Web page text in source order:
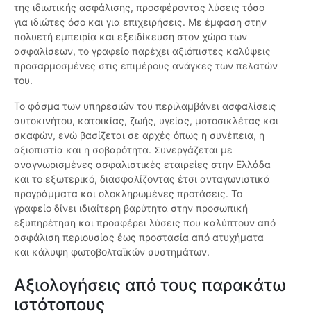
της ιδιωτικής ασφάλισης, προσφέροντας λύσεις τόσο
για ιδιώτες όσο και για επιχειρήσεις. Με έμφαση στην
πολυετή εμπειρία και εξειδίκευση στον χώρο των
ασφαλίσεων, το γραφείο παρέχει αξιόπιστες καλύψεις
προσαρμοσμένες στις επιμέρους ανάγκες των πελατών
του.
Το φάσμα των υπηρεσιών του περιλαμβάνει ασφαλίσεις
αυτοκινήτου, κατοικίας, ζωής, υγείας, μοτοσικλέτας και
σκαφών, ενώ βασίζεται σε αρχές όπως η συνέπεια, η
αξιοπιστία και η σοβαρότητα. Συνεργάζεται με
αναγνωρισμένες ασφαλιστικές εταιρείες στην Ελλάδα
και το εξωτερικό, διασφαλίζοντας έτσι ανταγωνιστικά
προγράμματα και ολοκληρωμένες προτάσεις. Το
γραφείο δίνει ιδιαίτερη βαρύτητα στην προσωπική
εξυπηρέτηση και προσφέρει λύσεις που καλύπτουν από
ασφάλιση περιουσίας έως προστασία από ατυχήματα
και κάλυψη φωτοβολταϊκών συστημάτων.
Αξιολογήσεις από τους παρακάτω
ιστότοπους